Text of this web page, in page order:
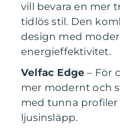
vill bevara en mer
tidlös stil. Den
design med
energieffektivitet.
Velfac Edge – För
mer modernt och
med tunna
ljusinsläpp.